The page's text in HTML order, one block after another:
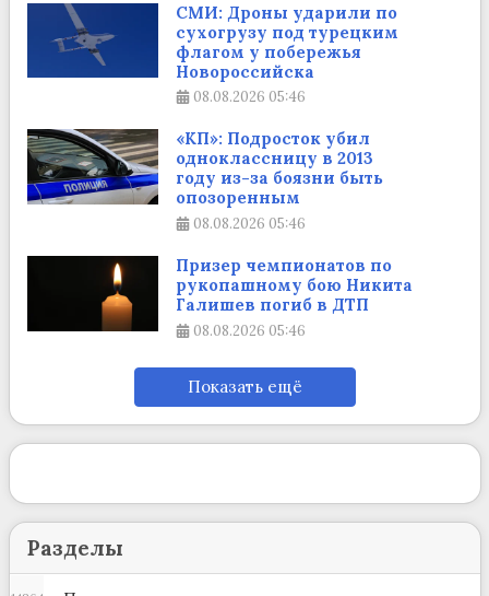
СМИ: Дроны ударили по
сухогрузу под турецким
флагом у побережья
Новороссийска
08.08.2026 05:46
«КП»: Подросток убил
одноклассницу в 2013
году из-за боязни быть
опозоренным
08.08.2026 05:46
Призер чемпионатов по
рукопашному бою Никита
Галишев погиб в ДТП
08.08.2026 05:46
Показать ещё
Разделы